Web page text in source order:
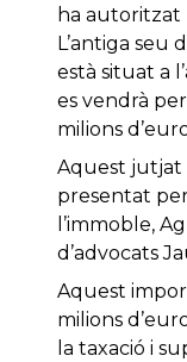
ha autoritzat
L’antiga seu
està situat a
es vendrà
milions
Aquest jutjat
presentat
l’immoble,
d’advocats
Aquest
milions
la taxació i